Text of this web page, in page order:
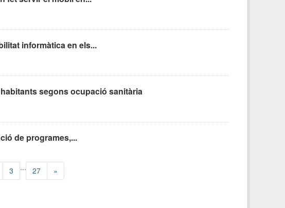
informàtica en els...
segons ocupació sanitària
de programes,...
3 ... 27 »